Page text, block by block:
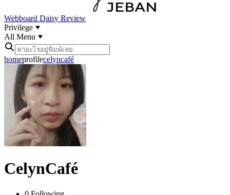
Webboard Daisy Review
Privilege
All Menu
homeprofilecelyncafé
CelynCafé